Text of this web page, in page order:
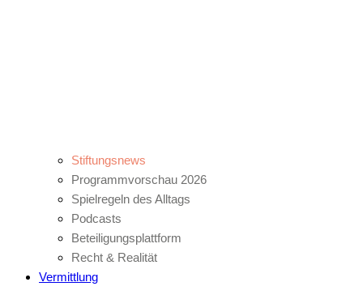
Stiftungsnews
Programmvorschau 2026
Spielregeln des Alltags
Podcasts
Beteiligungsplattform
Recht & Realität
Vermittlung